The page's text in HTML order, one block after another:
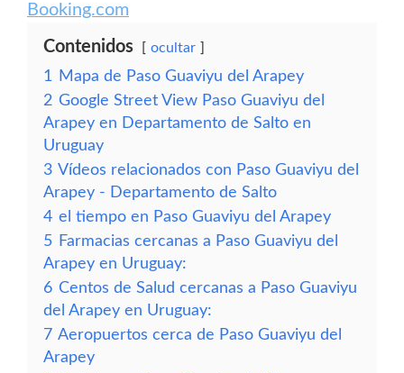
Booking.com
Contenidos ocultar
1
Mapa de Paso Guaviyu del Arapey
2 Google Street View Paso Guaviyu del
Arapey en Departamento de Salto en
Uruguay
3 Vídeos relacionados con Paso Guaviyu del
Arapey - Departamento de Salto
4 el tiempo en Paso Guaviyu del Arapey
5 Farmacias cercanas a Paso Guaviyu del
Arapey en Uruguay:
6 Centos de Salud cercanas a Paso Guaviyu
del Arapey en Uruguay:
7 Aeropuertos cerca de Paso Guaviyu del
Arapey